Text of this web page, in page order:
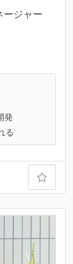
ージャー
発
る